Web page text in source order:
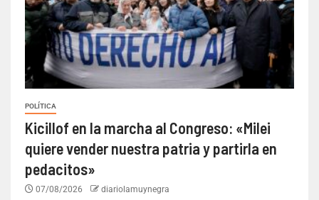
POLÍTICA
Kicillof en la marcha al Congreso: «Milei
quiere vender nuestra patria y partirla en
pedacitos»
07/08/2026 diariolamuynegra